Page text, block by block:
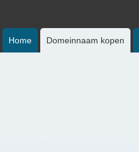
Home Domeinnaam kopen